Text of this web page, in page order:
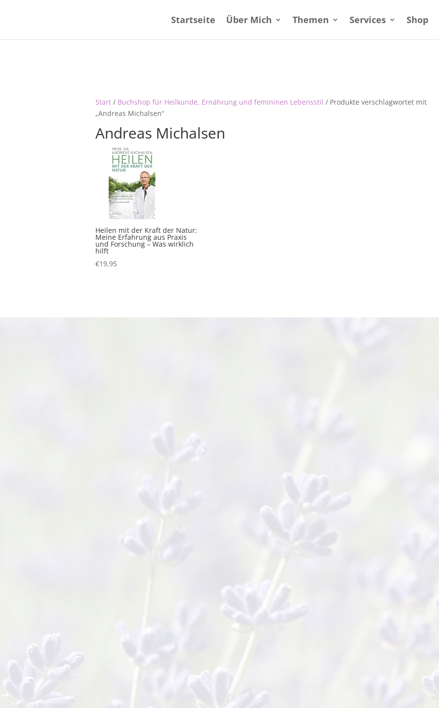
Startseite Über Mich Themen Services Shop
Start/ Buchshop für Heilkunde, Ernährung und femininen Lebensstil / Produkte verschlagwortet mit
„Andreas Michalsen“
Andreas Michalsen
Heilen mit der Kraft der Natur:
Meine Erfahrung aus Praxis
und Forschung – Was wirklich
hilft
€19,95